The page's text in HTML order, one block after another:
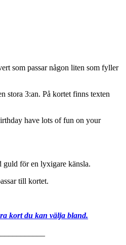
som passar någon liten som fyller
stora 3:an. På kortet finns texten
have lots of fun on your
guld för en lyxigare känsla.
till kortet.
kort du kan välja bland.